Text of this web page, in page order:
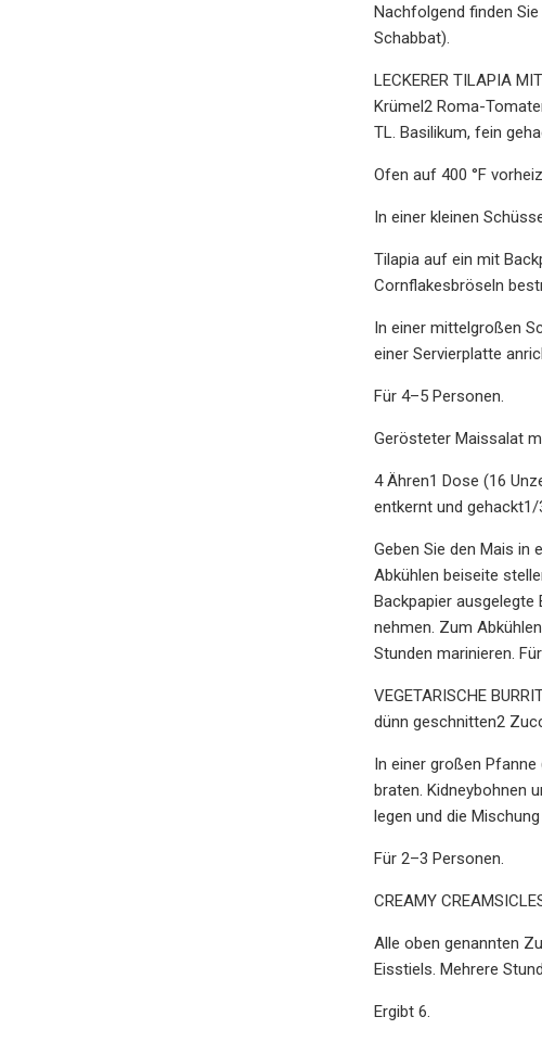
Nachfolgend finden
Schabbat).
LECKERER TILAPIA
Krümel2 Roma-
TL. Basilikum, fein
Ofen auf 400 °F
In einer kleinen
Tilapia auf ein mit
Cornflakesbröseln
In einer mittelgroßen
einer Servierplatte
Für 4–5 Personen.
Gerösteter Maissalat
4 Ähren1 Dose (16
entkernt und gehackt1/
Geben Sie den Mais
Abkühlen beiseite
Backpapier
nehmen. Zum
Stunden marinieren.
VEGETARISCHE
dünn geschnitten2
In einer großen
braten. Kidneybohnen
legen und die
Für 2–3 Personen.
CREAMY
Alle oben genannten
Eisstiels. Mehrere
Ergibt 6.